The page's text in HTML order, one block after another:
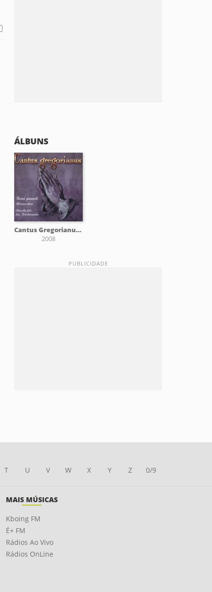
ÁLBUNS
Cantus Gregorianus 2
2008
T U V W X Y Z 0/9
MAIS MÚSICAS
Kboing FM
É+ FM
Rádios Ao Vivo
Rádios OnLine